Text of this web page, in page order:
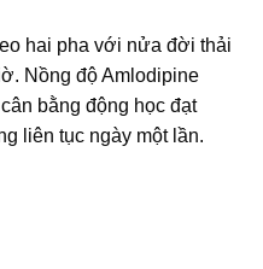
hai pha với nửa đời thải
Nồng độ Amlodipine
bằng động học đạt
liên tục ngày một lần.